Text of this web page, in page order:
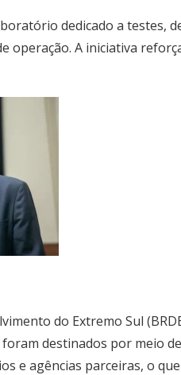
dedicado a testes,
operação. A iniciativa
do Extremo Sul
foram destinados por meio
e agências parceiras, o